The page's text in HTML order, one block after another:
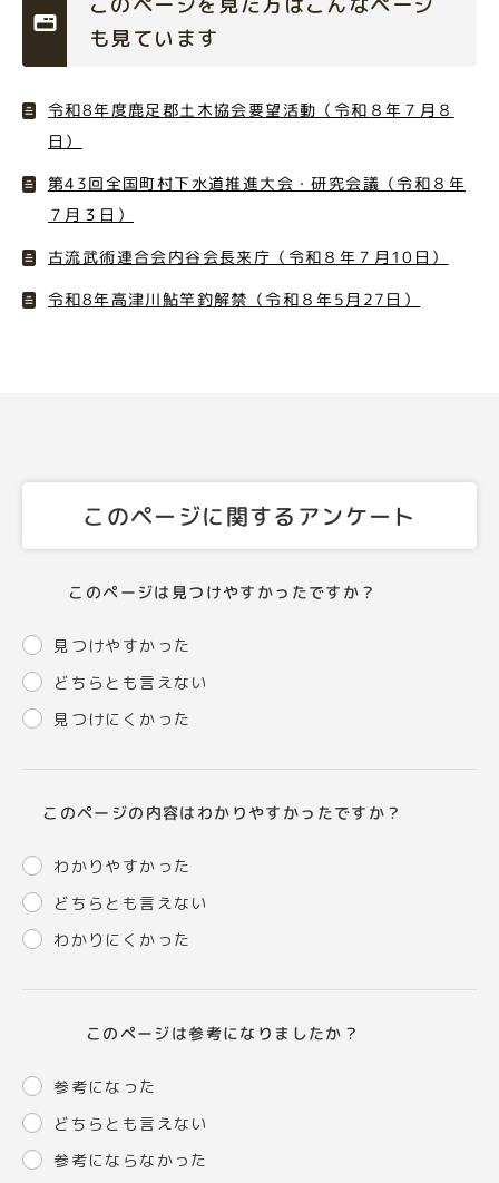
も見ています
令和8年度鹿足郡土木協会要望活動（令和８年７月８
日）
第43回全国町村下水道推進大会・研究会議（令和８年
７月３日）
古流武術連合会内谷会長来庁（令和８年７月10日）
令和8年高津川鮎竿釣解禁（令和８年5月27日）
このページに関するアンケート
このページは見つけやすかったですか？
見つけやすかった
どちらとも言えない
見つけにくかった
このページの内容はわかりやすかったですか？
わかりやすかった
どちらとも言えない
わかりにくかった
このページは参考になりましたか？
参考になった
どちらとも言えない
参考にならなかった